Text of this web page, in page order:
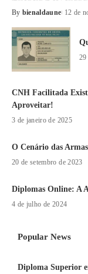
By bienaldaune 12 de
29
CNH Facilitada
Aproveitar!
3 de janeiro de 2025
O Cenário das
20 de setembro de 2023
Diplomas Online: A
4 de julho de 2024
Popular News
Diploma Superior